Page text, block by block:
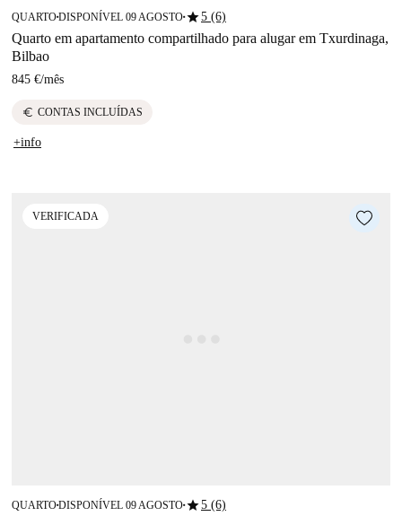
QUARTO■DISPONÍVEL 09 AGOSTO■star5 (6)
Quarto em apartamento compartilhado para alugar em Txurdinaga,
Bilbao
845 €/mês
euro CONTAS INCLUÍDAS
+info
VERIFICADA
QUARTO■DISPONÍVEL 09 AGOSTO■star5 (6)